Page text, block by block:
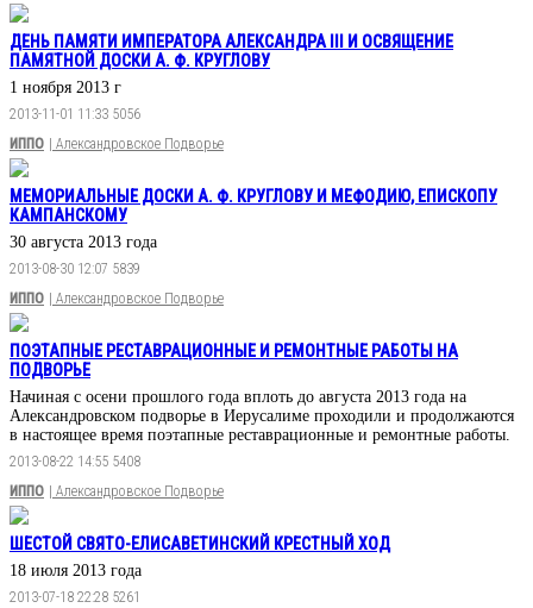
ДЕНЬ ПАМЯТИ ИМПЕРАТОРА АЛЕКСАНДРА III И ОСВЯЩЕНИЕ
ПАМЯТНОЙ ДОСКИ А. Ф. КРУГЛОВУ
1 ноября 2013 г
2013-11-01 11:33 5056
ИППО
| Александровское Подворье
МЕМОРИАЛЬНЫЕ ДОСКИ А. Ф. КРУГЛОВУ И МЕФОДИЮ, ЕПИСКОПУ
КАМПАНСКОМУ
30 августа 2013 года
2013-08-30 12:07 5839
ИППО
| Александровское Подворье
ПОЭТАПНЫЕ РЕСТАВРАЦИОННЫЕ И РЕМОНТНЫЕ РАБОТЫ НА
ПОДВОРЬЕ
Начиная с осени прошлого года вплоть до августа 2013 года на
Александровском подворье в Иерусалиме проходили и продолжаются
в настоящее время поэтапные реставрационные и ремонтные работы.
2013-08-22 14:55 5408
ИППО
| Александровское Подворье
ШЕСТОЙ СВЯТО-ЕЛИСАВЕТИНСКИЙ КРЕСТНЫЙ ХОД
18 июля 2013 года
2013-07-18 22:28 5261